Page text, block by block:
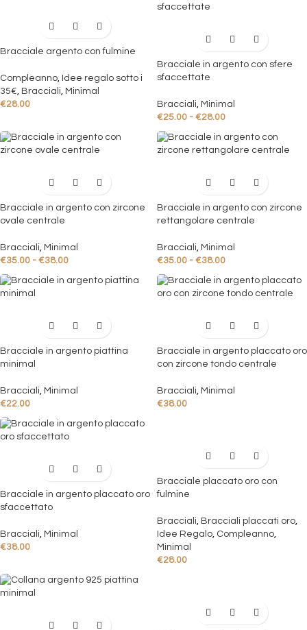
Bracciale argento con fulmine
Compleanno, Idee regalo sotto i
35€, Bracciali, Minimal
€28.00
Bracciale in argento con sfere
sfaccettate
Bracciali, Minimal
€25.00 - €28.00
Bracciale in argento con zircone
ovale centrale
Bracciali, Minimal
€35.00 - €38.00
Bracciale in argento con zircone
rettangolare centrale
Bracciali, Minimal
€35.00 - €38.00
Bracciale in argento piattina
minimal
Bracciali, Minimal
€22.00
Bracciale in argento placcato oro
con zircone tondo centrale
Bracciali, Minimal
€38.00
Bracciale in argento placcato oro
sfaccettato
Bracciali, Minimal
€38.00
Bracciale placcato oro con
fulmine
Bracciali, Bracciali placcati oro,
Idee Regalo, Compleanno,
Minimal
€28.00